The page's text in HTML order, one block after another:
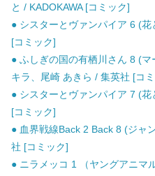
と / KADOKAWA [コミック]
● シスターとヴァンパイア 6 (
[コミック]
● ふしぎの国の有栖川さん 8 (
キラ、尾崎 あきら / 集英社 [コ
● シスターとヴァンパイア 7 (
[コミック]
● 血界戦線Back 2 Back 8 (ジャ
社 [コミック]
● ニラメッコ 1 （ヤングアニマ